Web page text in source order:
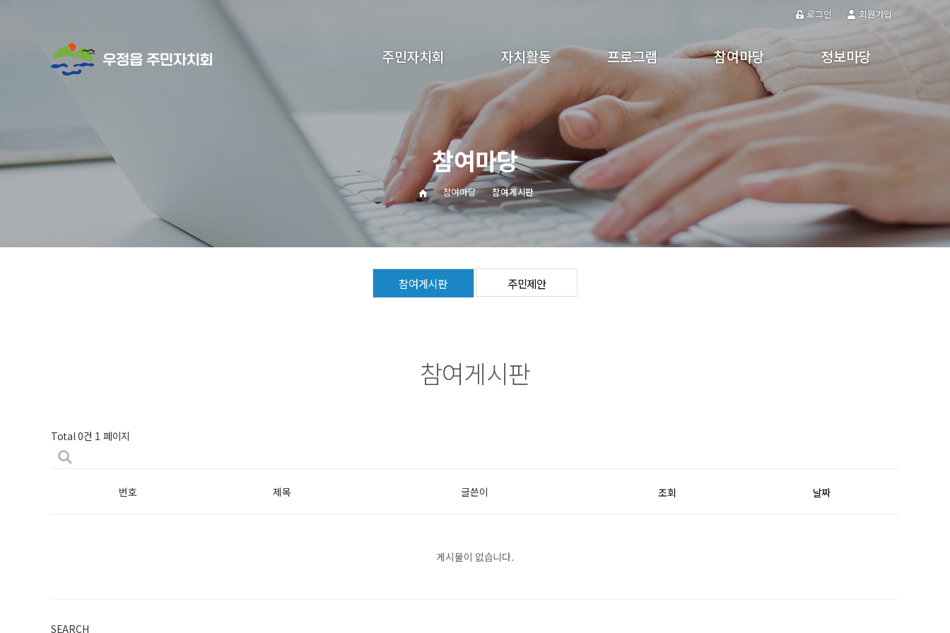
로그인 회원가입
주민자치회
연혁
조직구성
분과소개
운영 세칙
자치활동
분과사업
자료모음
회의록
프로그램
어린이 프로그램
성인 프로그램
특강
동아리 활동
참여마당
참여게시판
주민제안
정보마당
공지사항
자유게시판
참여게시판 주민제안
참여마당 참여게시판
참여마당
참여게시판
Total 0건 1 페이지
번호 제목 글쓴이 조회 날짜
게시물이 없습니다.
SEARCH